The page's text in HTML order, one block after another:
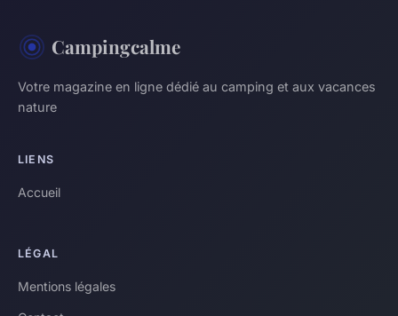
Campingcalme
Votre magazine en ligne dédié au camping et aux vacances
nature
LIENS
Accueil
LÉGAL
Mentions légales